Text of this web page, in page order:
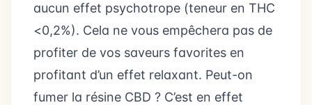
aucun effet psychotrope (teneur en THC
<0,2%). Cela ne vous empêchera pas de
profiter de vos saveurs favorites en
profitant d’un effet relaxant. Peut-on
fumer la résine CBD ? C’est en effet